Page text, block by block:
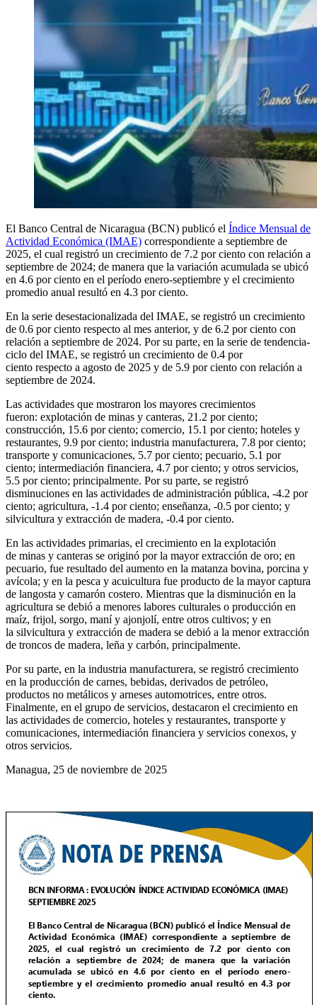
El Banco Central de Nicaragua (BCN) publicó el Índice Mensual de
Actividad Económica (IMAE) correspondiente a septiembre de
2025, el cual registró un crecimiento de 7.2 por ciento con relación a
septiembre de 2024; de manera que la variación acumulada se ubicó
en 4.6 por ciento en el período enero-septiembre y el crecimiento
promedio anual resultó en 4.3 por ciento.
En la serie desestacionalizada del IMAE, se registró un crecimiento
de 0.6 por ciento respecto al mes anterior, y de 6.2 por ciento con
relación a septiembre de 2024. Por su parte, en la serie de tendencia-
ciclo del IMAE, se registró un crecimiento de 0.4 por
ciento respecto a agosto de 2025 y de 5.9 por ciento con relación a
septiembre de 2024.
Las actividades que mostraron los mayores crecimientos
fueron: explotación de minas y canteras, 21.2 por ciento;
construcción, 15.6 por ciento; comercio, 15.1 por ciento; hoteles y
restaurantes, 9.9 por ciento; industria manufacturera, 7.8 por ciento;
transporte y comunicaciones, 5.7 por ciento; pecuario, 5.1 por
ciento; intermediación financiera, 4.7 por ciento; y otros servicios,
5.5 por ciento; principalmente. Por su parte, se registró
disminuciones en las actividades de administración pública, -4.2 por
ciento; agricultura, -1.4 por ciento; enseñanza, -0.5 por ciento; y
silvicultura y extracción de madera, -0.4 por ciento.
En las actividades primarias, el crecimiento en la explotación
de minas y canteras se originó por la mayor extracción de oro; en
pecuario, fue resultado del aumento en la matanza bovina, porcina y
avícola; y en la pesca y acuicultura fue producto de la mayor captura
de langosta y camarón costero. Mientras que la disminución en la
agricultura se debió a menores labores culturales o producción en
maíz, frijol, sorgo, maní y ajonjolí, entre otros cultivos; y en
la silvicultura y extracción de madera se debió a la menor extracción
de troncos de madera, leña y carbón, principalmente.
Por su parte, en la industria manufacturera, se registró crecimiento
en la producción de carnes, bebidas, derivados de petróleo,
productos no metálicos y arneses automotrices, entre otros.
Finalmente, en el grupo de servicios, destacaron el crecimiento en
las actividades de comercio, hoteles y restaurantes, transporte y
comunicaciones, intermediación financiera y servicios conexos, y
otros servicios.
Managua, 25 de noviembre de 2025